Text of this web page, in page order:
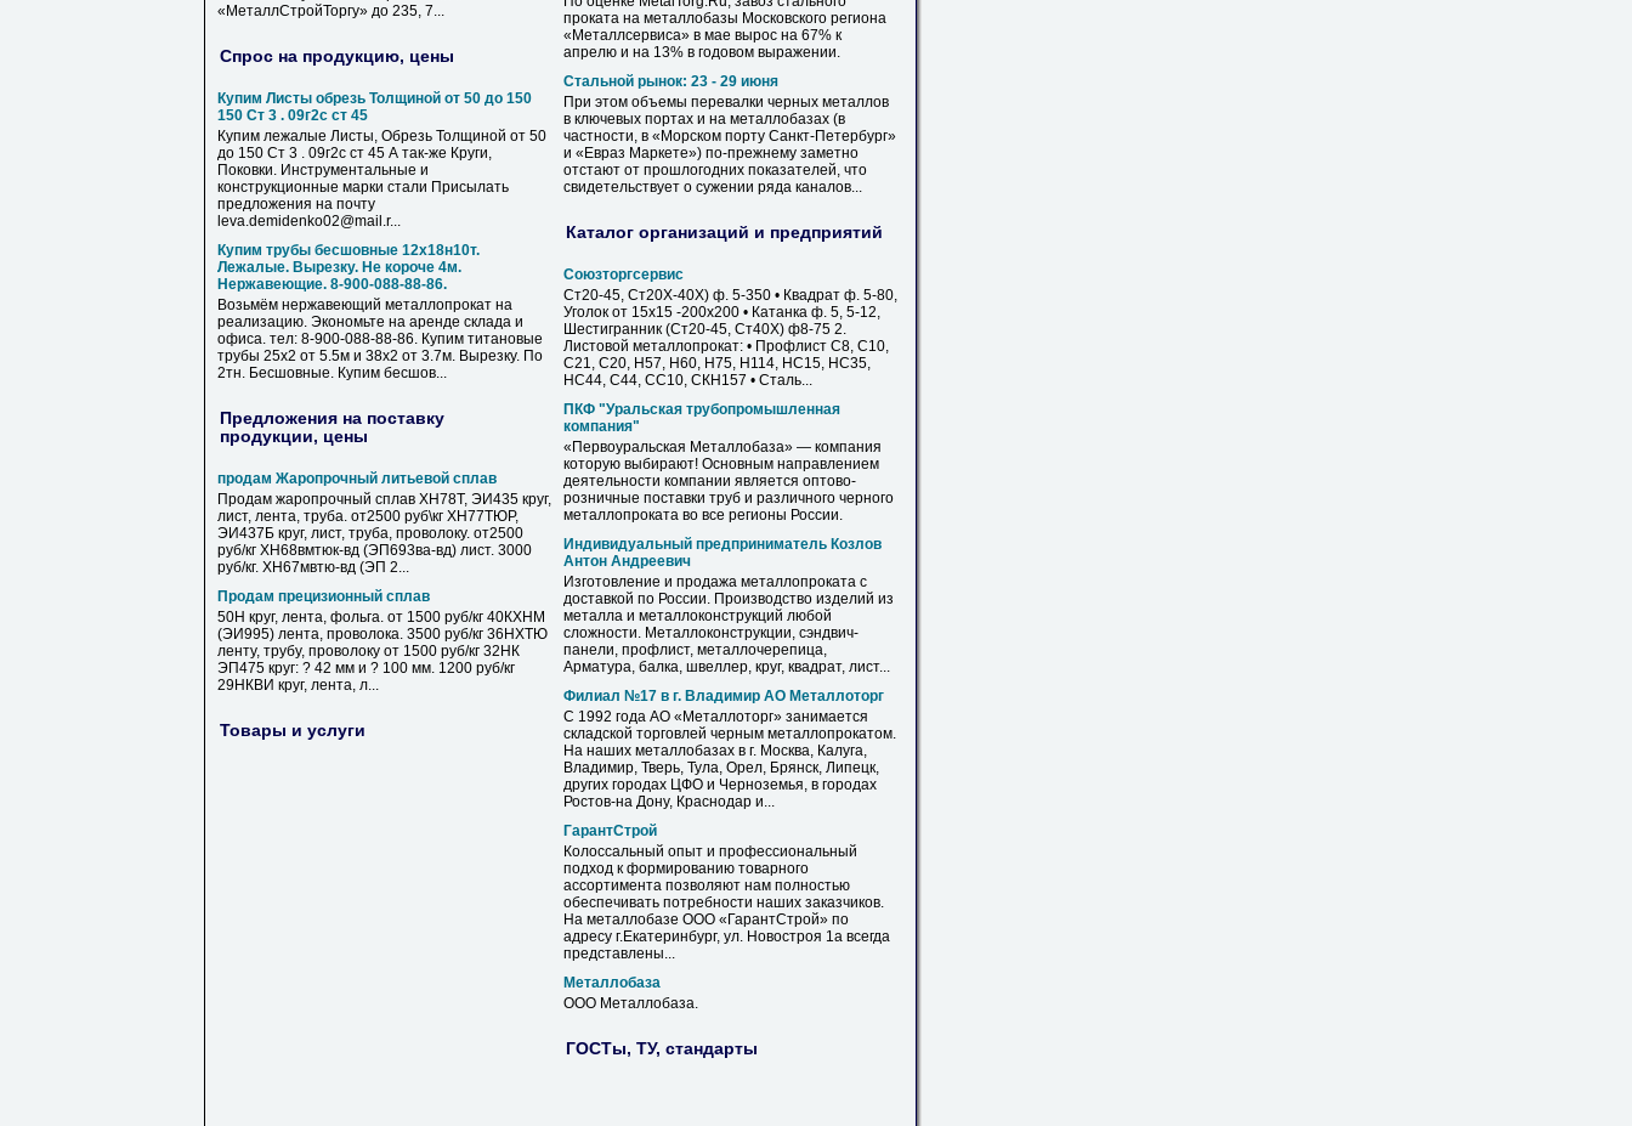
«МеталлСтройТоргу» до 235, 7...
Спрос на продукцию, цены
Купим Листы обрезь Толщиной от 50 до 150
150 Ст 3 . 09г2с ст 45
Купим лежалые Листы, Обрезь Толщиной от 50
до 150 Ст 3 . 09г2с ст 45 А так-же Круги,
Поковки. Инструментальные и
конструкционные марки стали Присылать
предложения на почту
leva.demidenko02@mail.r...
Купим трубы бесшовные 12х18н10т.
Лежалые. Вырезку. Не короче 4м.
Нержавеющие. 8-900-088-88-86.
Возьмём нержавеющий металлопрокат на
реализацию. Экономьте на аренде склада и
офиса. тел: 8-900-088-88-86. Купим титановые
трубы 25х2 от 5.5м и 38х2 от 3.7м. Вырезку. По
2тн. Бесшовные. Купим бесшов...
Предложения на поставку
продукции, цены
продам Жаропрочный литьевой сплав
Продам жаропрочный сплав ХН78Т, ЭИ435 круг,
лист, лента, труба. от2500 руб\кг ХН77ТЮР,
ЭИ437Б круг, лист, труба, проволоку. от2500
руб/кг ХН68вмтюк-вд (ЭП693ва-вд) лист. 3000
руб/кг. ХН67мвтю-вд (ЭП 2...
Продам прецизионный сплав
50Н круг, лента, фольга. от 1500 руб/кг 40КХНМ
(ЭИ995) лента, проволока. 3500 руб/кг 36НХТЮ
ленту, трубу, проволоку от 1500 руб/кг 32НК
ЭП475 круг: ? 42 мм и ? 100 мм. 1200 руб/кг
29НКВИ круг, лента, л...
Товары и услуги
проката на металлобазы Московского региона
«Металлсервиса» в мае вырос на 67% к
апрелю и на 13% в годовом выражении.
Стальной рынок: 23 - 29 июня
При этом объемы перевалки черных металлов
в ключевых портах и на металлобазах (в
частности, в «Морском порту Санкт-Петербург»
и «Евраз Маркете») по-прежнему заметно
отстают от прошлогодних показателей, что
свидетельствует о сужении ряда каналов...
Каталог организаций и предприятий
Союзторгсервис
Ст20-45, Ст20Х-40Х) ф. 5-350 • Квадрат ф. 5-80,
Уголок от 15х15 -200х200 • Катанка ф. 5, 5-12,
Шестигранник (Ст20-45, Ст40Х) ф8-75 2.
Листовой металлопрокат: • Профлист С8, С10,
С21, С20, Н57, Н60, Н75, Н114, НС15, НС35,
НС44, С44, СС10, СКН157 • Сталь...
ПКФ "Уральская трубопромышленная
компания"
«Первоуральская Металлобаза» — компания
которую выбирают! Основным направлением
деятельности компании является оптово-
розничные поставки труб и различного черного
металлопроката во все регионы России.
Индивидуальный предприниматель Козлов
Антон Андреевич
Изготовление и продажа металлопроката с
доставкой по России. Производство изделий из
металла и металлоконструкций любой
сложности. Металлоконструкции, сэндвич-
панели, профлист, металлочерепица,
Арматура, балка, швеллер, круг, квадрат, лист...
Филиал №17 в г. Владимир АО Металлоторг
С 1992 года АО «Металлоторг» занимается
складской торговлей черным металлопрокатом.
На наших металлобазах в г. Москва, Калуга,
Владимир, Тверь, Тула, Орел, Брянск, Липецк,
других городах ЦФО и Черноземья, в городах
Ростов-на Дону, Краснодар и...
ГарантСтрой
Колоссальный опыт и профессиональный
подход к формированию товарного
ассортимента позволяют нам полностью
обеспечивать потребности наших заказчиков.
На металлобазе ООО «ГарантСтрой» по
адресу г.Екатеринбург, ул. Новостроя 1а всегда
представлены...
Металлобаза
ООО Металлобаза.
ГОСТы, ТУ, стандарты